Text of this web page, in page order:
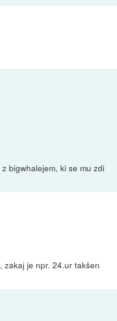
bigwhalejem, ki se mu zdi
zakaj je npr. 24.ur takšen